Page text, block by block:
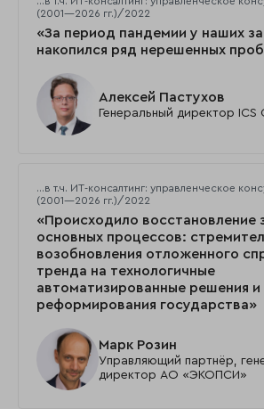
(2001—2026 гг.)/2022
«За период пандемии у наших
накопился ряд нерешенных
Алексей Пастухов
Генеральный директор ICS
…в т.ч. ИТ-консалтинг: управленческое
(2001—2026 гг.)/2022
«Происходило восстановление
основных процессов:
возобновления отложенного
тренда на технологичные
автоматизированные решения и
реформирования государства»
Марк Розин
Управляющий партнёр,
директор АО «ЭКОПСИ»